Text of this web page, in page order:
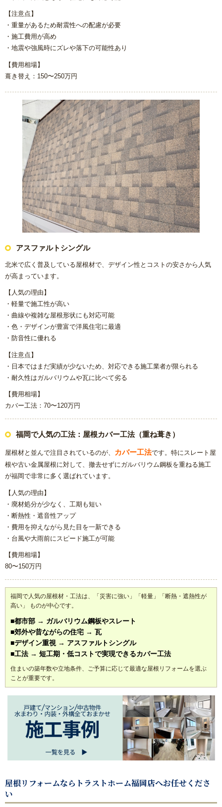
【注意点】
・重量があるため耐震性への配慮が必要
・施工費用が高め
・地震や強風時にズレや落下の可能性あり
【費用相場】
葺き替え：150〜250万円
アスファルトシングル
北米で広く普及している屋根材で、デザイン性とコストの安さから人気
が高まっています。
【人気の理由】
・軽量で施工性が高い
・曲線や複雑な屋根形状にも対応可能
・色・デザインが豊富で洋風住宅に最適
・防音性に優れる
【注意点】
・日本ではまだ実績が少ないため、対応できる施工業者が限られる
・耐久性はガルバリウムや瓦に比べて劣る
【費用相場】
カバー工法：70〜120万円
福岡で人気の工法：屋根カバー工法（重ね葺き）
屋根材と並んで注目されているのが、 カバー工法です。特にスレート屋
根や古い金属屋根に対して、撤去せずにガルバリウム鋼板を重ねる施工
が福岡で非常に多く選ばれています。
【人気の理由】
・廃材処分が少なく、工期も短い
・断熱性・遮音性アップ
・費用を抑えながら見た目を一新できる
・台風や大雨前にスピード施工が可能
【費用相場】
80〜150万円
福岡で人気の屋根材・工法は、「災害に強い」「軽量」「断熱・遮熱性が
高い」 ものが中心です。
■都市部 → ガルバリウム鋼板やスレート
■郊外や昔ながらの住宅 → 瓦
■デザイン重視 → アスファルトシングル
■工法 → 短工期・低コストで実現できるカバー工法
住まいの築年数や立地条件、ご予算に応じて最適な屋根リフォームを選ぶ
ことが重要です。
屋根リフォームならトラストホーム福岡店へお任せくださ
い